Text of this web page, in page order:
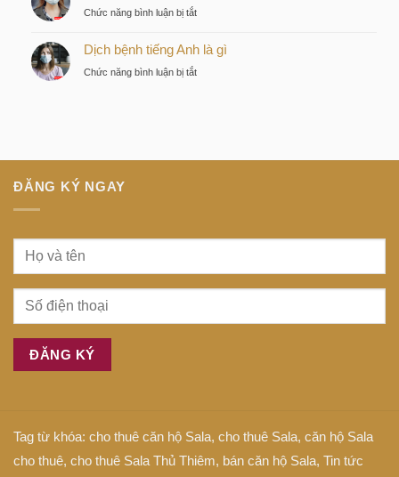
nhà
tư
gì
Chức năng bình luận bị tắtở
dịch
Dịch bệnh tiếng Anh là gì
Chức năng bình luận bị tắtở
là
ĐĂNG KÝ NGAY
Tag từ khóa: cho thuê căn hộ Sala, cho thuê Sala, căn hộ Sala
cho thuê, cho thuê Sala Thủ Thiêm, bán căn hộ Sala, Tin tức